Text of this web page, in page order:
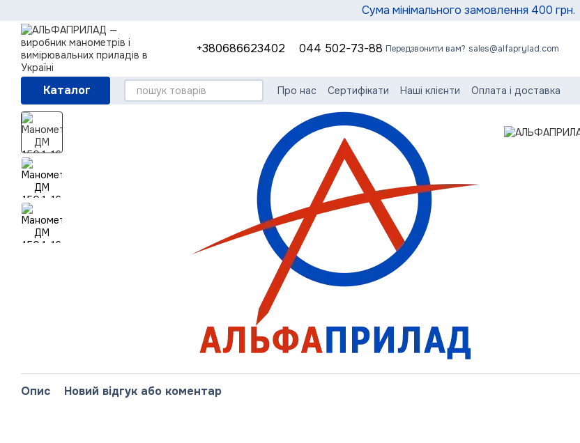
Сума мінімального замовлення 400 грн.
+380686623402 044 502-73-88 Передзвонити вам? sales@alfaprylad.com
Каталог Про нас Сертифікати Наші клієнти
Оплата і доставка
Корисні статті
Угода користувача
Опис Новий відгук або коментар